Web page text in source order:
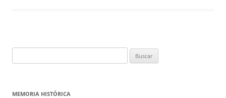
MEMORIA HISTÓRICA